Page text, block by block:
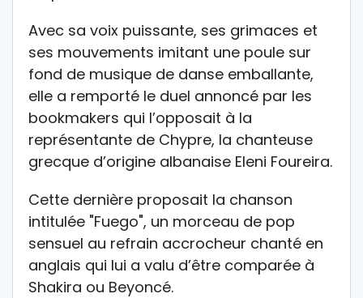
Avec sa voix puissante, ses grimaces et
ses mouvements imitant une poule sur
fond de musique de danse emballante,
elle a remporté le duel annoncé par les
bookmakers qui l’opposait à la
représentante de Chypre, la chanteuse
grecque d’origine albanaise Eleni Foureira.
Cette dernière proposait la chanson
intitulée "Fuego", un morceau de pop
sensuel au refrain accrocheur chanté en
anglais qui lui a valu d’être comparée à
Shakira ou Beyoncé.